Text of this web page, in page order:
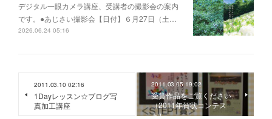
デジタル一眼カメラ講座、受講者の撮影会の案内
です。●あじさい撮影会【日付】６月27日（土…
2026.06.24 05:16
2011.03.10 02:16
1Dayレッスン☆ブログ写
真加工講座
2011.03.05 19:02
受賞作品をご覧ください
（2011年賀状コンテス
ト）